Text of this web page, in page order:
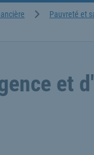
Pauvreté et
et